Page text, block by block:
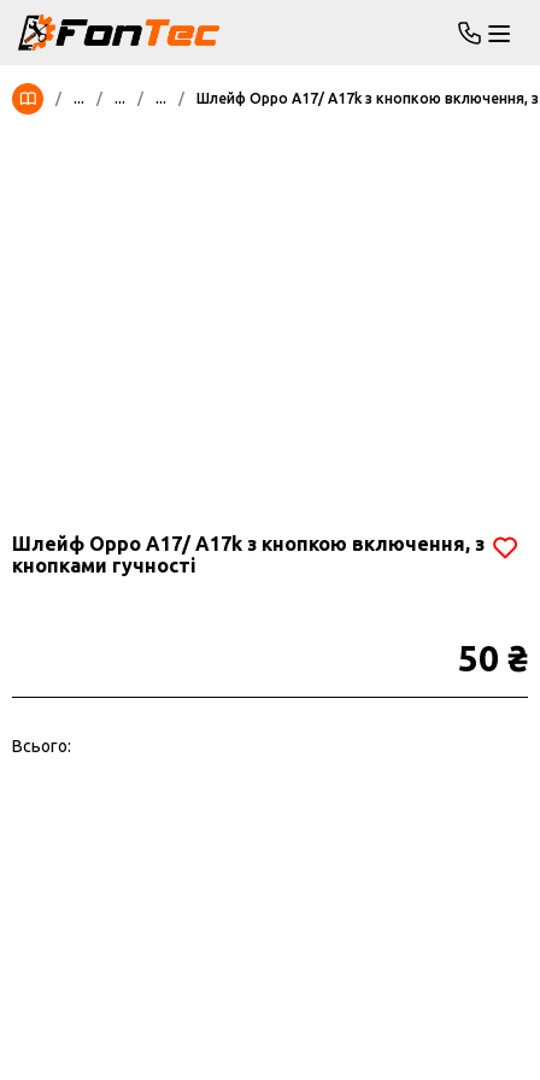
/ ... / ... / ... / Шлейф Oppo A17/ A17k з кнопкою включення, з
Шлейф Oppo A17/ A17k з кнопкою включення, з
кнопками гучності
50 ₴
Всього: